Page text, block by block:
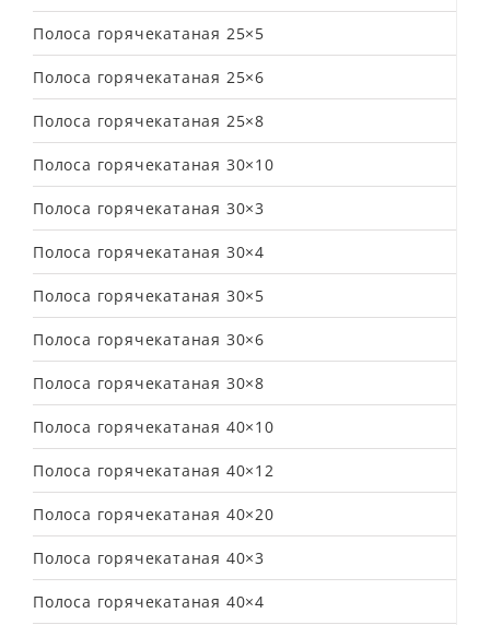
Полоса горячекатаная 25×5
Полоса горячекатаная 25×6
Полоса горячекатаная 25×8
Полоса горячекатаная 30×10
Полоса горячекатаная 30×3
Полоса горячекатаная 30×4
Полоса горячекатаная 30×5
Полоса горячекатаная 30×6
Полоса горячекатаная 30×8
Полоса горячекатаная 40×10
Полоса горячекатаная 40×12
Полоса горячекатаная 40×20
Полоса горячекатаная 40×3
Полоса горячекатаная 40×4